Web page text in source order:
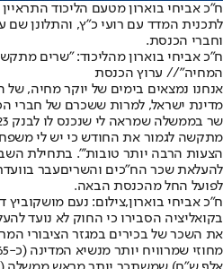
ח"כ אביחי בוארון מטעם הליכוד
לתכנית המדד עם רועי כ"ץ, והתלונן
וחברי הכנסת.
ח"כ אביחי בוארון מהליכוד: "שרים
המחיה"// ערוץ הכנסת
אנחנו נמצאים בימים של יוקר מחיה, של
מדינת ישראל, למרות ששכרם של חברי
מתקשה לגמור את החודש כי יש לי
הצעות הרבה יותר טובות'". בתחילת
להעלאת שכר הח"כים והשריםעבר
לפועל החל מהכנסת הבאה.
ח"כ אביחי בוארון,צילום: נעם מושקוביץ
בקואליציה הסבירו כי החוק לא נועד
את השכר של בכירים במגזר הציבורי